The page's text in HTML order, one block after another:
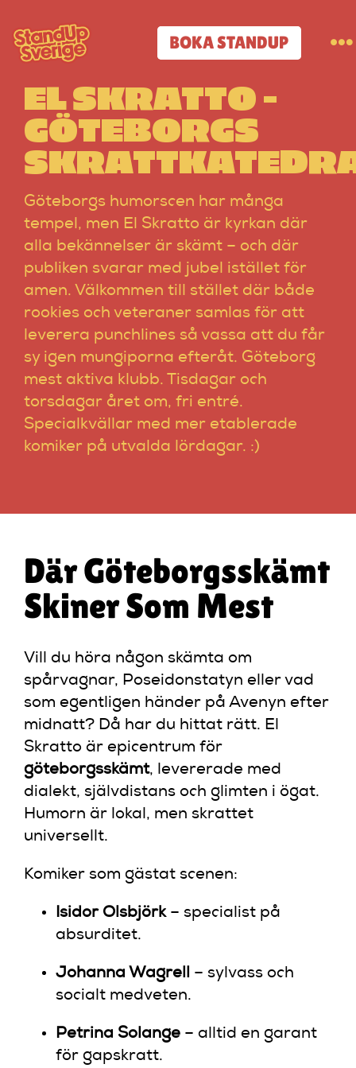
to
content
BOKA STANDUP
Standup-butik
Komiker
Lineup
Tidigare lineup
Klubbar
Artiklar
StandUpSverige PODDEN
Vanliga frågor
EL SKRATTO –
GÖTEBORGS
Göteborgs humorscen har många
tempel, men El Skratto är kyrkan där
alla bekännelser är skämt – och där
publiken svarar med jubel istället för
amen. Välkommen till stället där både
rookies och veteraner samlas för att
leverera punchlines så vassa att du får
sy igen mungiporna efteråt. Göteborg
mest aktiva klubb. Tisdagar och
torsdagar året om, fri entré.
Specialkvällar med mer etablerade
komiker på utvalda lördagar. :)
Där Göteborgsskämt
Skiner Som Mest
Vill du höra någon skämta om
spårvagnar, Poseidonstatyn eller vad
som egentligen händer på Avenyn efter
midnatt? Då har du hittat rätt. El
Skratto är epicentrum för
göteborgsskämt, levererade med
dialekt, självdistans och glimten i ögat.
Humorn är lokal, men skrattet
universellt.
Komiker som gästat scenen:
Isidor Olsbjörk– specialist på
absurditet.
Johanna Wagrell – sylvass och
socialt medveten.
Petrina Solange– alltid en garant
för gapskratt.